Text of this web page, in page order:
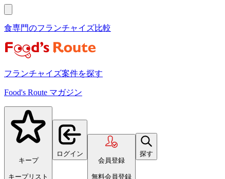
食専門のフランチャイズ比較
フランチャイズ案件を探す
Food's Route マガジン
キープ
キープリスト
ログイン
会員登録
無料会員登録
探す